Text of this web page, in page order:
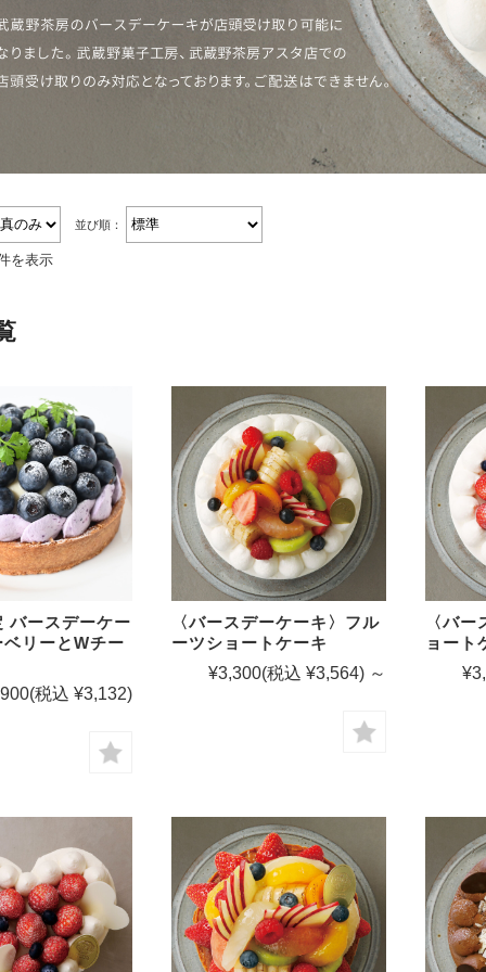
並び順：
を表示
バースデーケー
リーとWチー
(税込 ¥3,132)
〈バースデーケーキ〉フル
ーツショートケーキ
¥3,300(税込 ¥3,564) ～
〈バ
ョート